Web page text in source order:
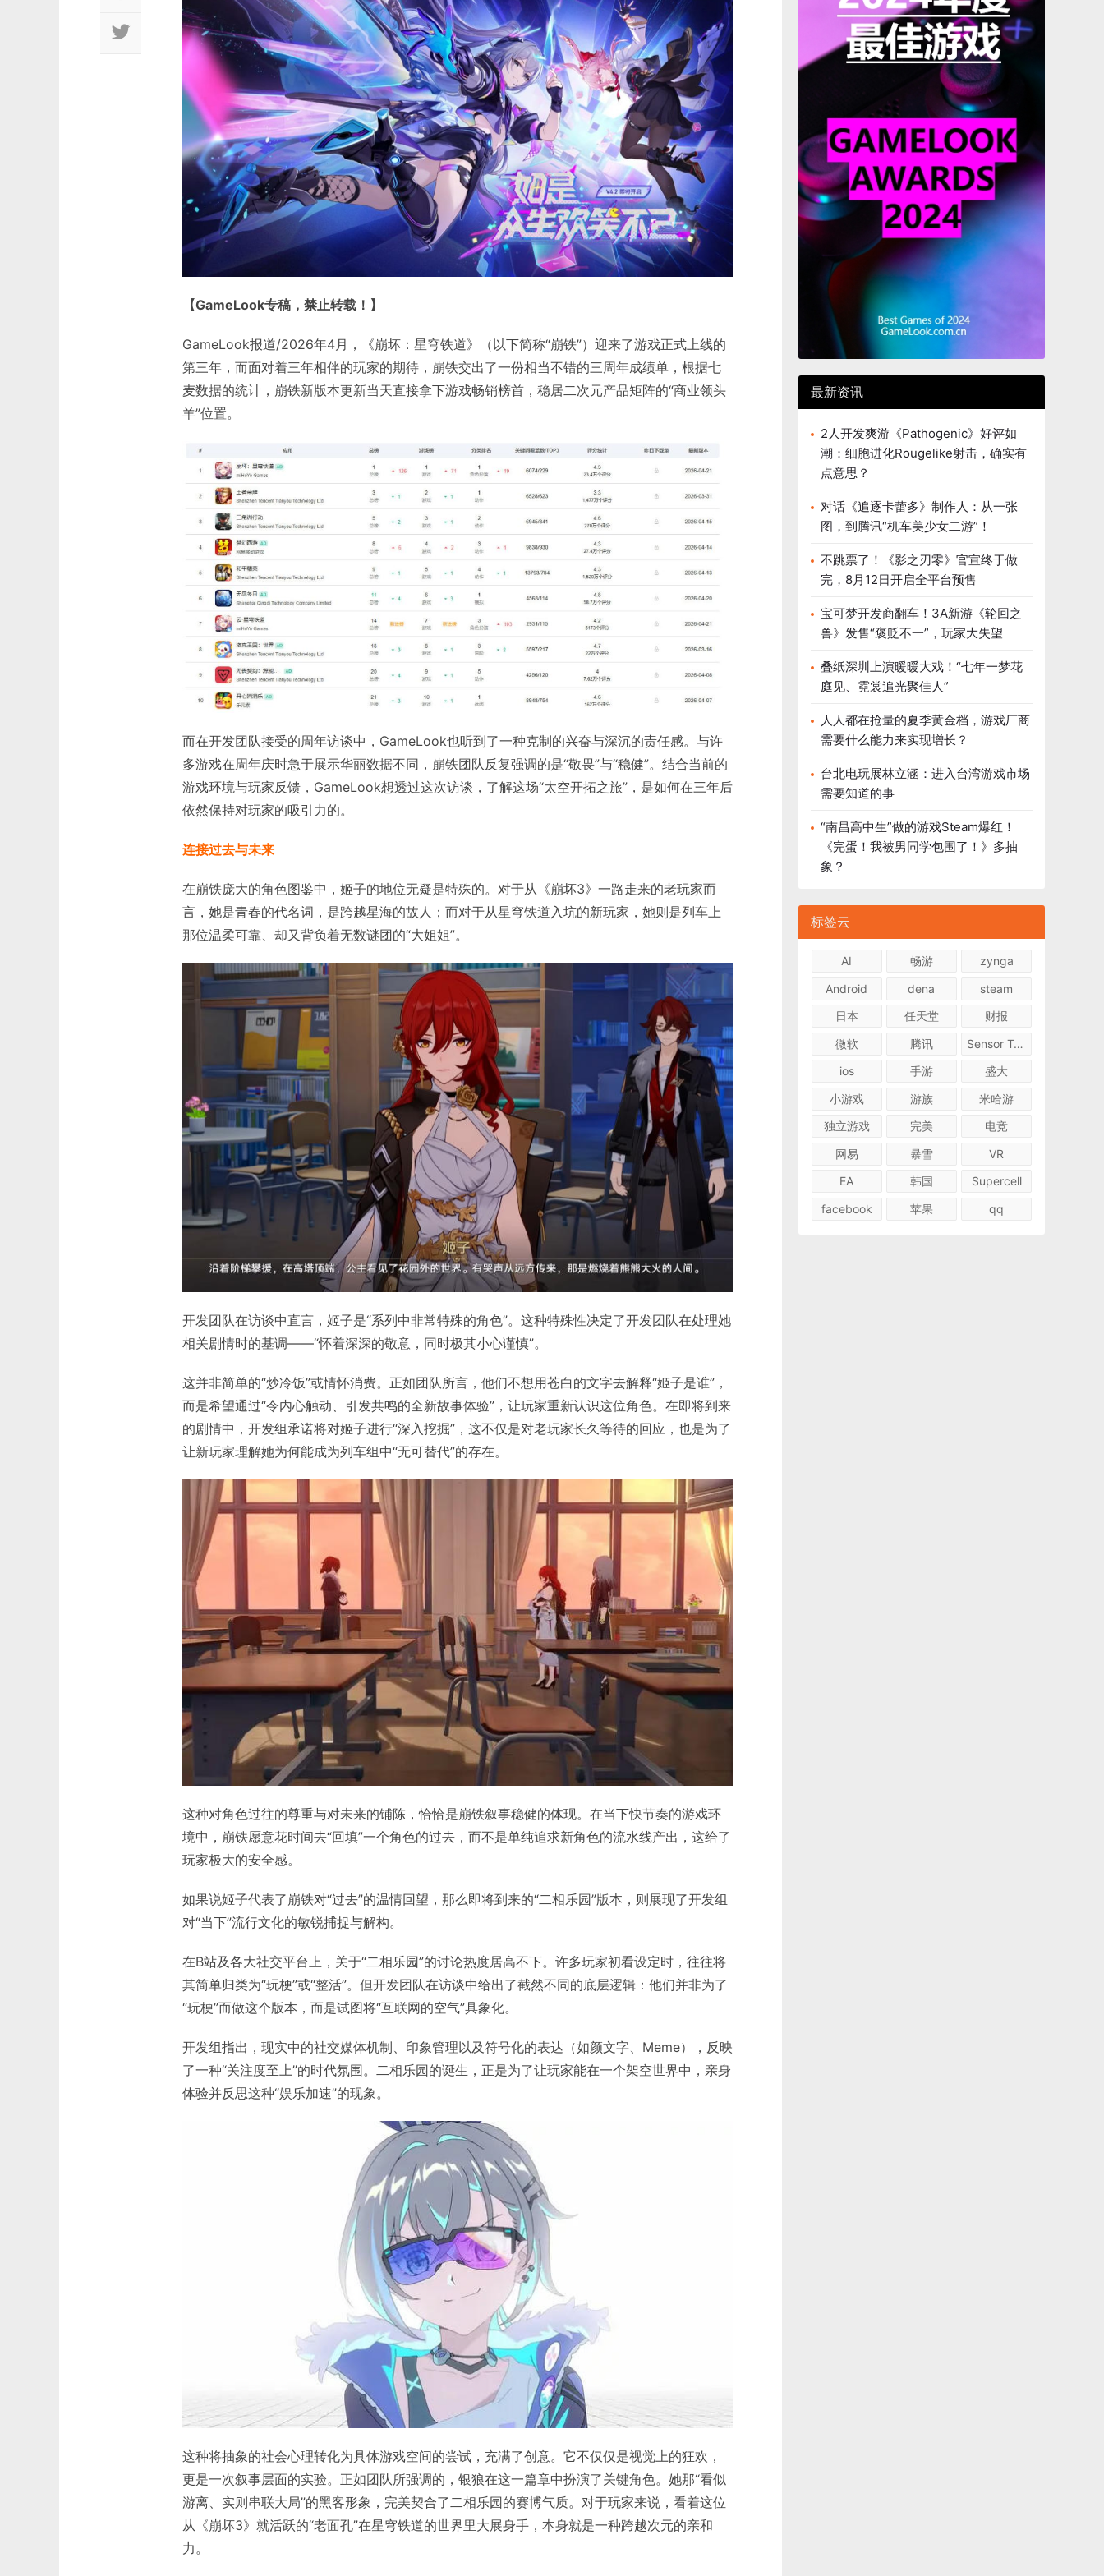
【GameLook专稿，禁止转载！】
GameLook报道/2026年4月，《崩坏：星穹铁道》（以下简称“崩铁”）迎来了游戏正式上线的
第三年，而面对着三年相伴的玩家的期待，崩铁交出了一份相当不错的三周年成绩单，根据七
麦数据的统计，崩铁新版本更新当天直接拿下游戏畅销榜首，稳居二次元产品矩阵的“商业领头
羊”位置。
而在开发团队接受的周年访谈中，GameLook也听到了一种克制的兴奋与深沉的责任感。与许
多游戏在周年庆时急于展示华丽数据不同，崩铁团队反复强调的是“敬畏”与“稳健”。结合当前的
游戏环境与玩家反馈，GameLook想透过这次访谈，了解这场“太空开拓之旅”，是如何在三年后
依然保持对玩家的吸引力的。
连接过去与未来
在崩铁庞大的角色图鉴中，姬子的地位无疑是特殊的。对于从《崩坏3》一路走来的老玩家而
言，她是青春的代名词，是跨越星海的故人；而对于从星穹铁道入坑的新玩家，她则是列车上
那位温柔可靠、却又背负着无数谜团的“大姐姐”。
开发团队在访谈中直言，姬子是“系列中非常特殊的角色”。这种特殊性决定了开发团队在处理她
相关剧情时的基调——“怀着深深的敬意，同时极其小心谨慎”。
这并非简单的“炒冷饭”或情怀消费。正如团队所言，他们不想用苍白的文字去解释“姬子是谁”，
而是希望通过“令内心触动、引发共鸣的全新故事体验”，让玩家重新认识这位角色。在即将到来
的剧情中，开发组承诺将对姬子进行“深入挖掘”，这不仅是对老玩家长久等待的回应，也是为了
让新玩家理解她为何能成为列车组中“无可替代”的存在。
这种对角色过往的尊重与对未来的铺陈，恰恰是崩铁叙事稳健的体现。在当下快节奏的游戏环
境中，崩铁愿意花时间去“回填”一个角色的过去，而不是单纯追求新角色的流水线产出，这给了
玩家极大的安全感。
如果说姬子代表了崩铁对“过去”的温情回望，那么即将到来的“二相乐园”版本，则展现了开发组
对“当下”流行文化的敏锐捕捉与解构。
在B站及各大社交平台上，关于“二相乐园”的讨论热度居高不下。许多玩家初看设定时，往往将
其简单归类为“玩梗”或“整活”。但开发团队在访谈中给出了截然不同的底层逻辑：他们并非为了
“玩梗”而做这个版本，而是试图将“互联网的空气”具象化。
开发组指出，现实中的社交媒体机制、印象管理以及符号化的表达（如颜文字、Meme），反映
了一种“关注度至上”的时代氛围。二相乐园的诞生，正是为了让玩家能在一个架空世界中，亲身
体验并反思这种“娱乐加速”的现象。
这种将抽象的社会心理转化为具体游戏空间的尝试，充满了创意。它不仅仅是视觉上的狂欢，
更是一次叙事层面的实验。正如团队所强调的，银狼在这一篇章中扮演了关键角色。她那“看似
游离、实则串联大局”的黑客形象，完美契合了二相乐园的赛博气质。对于玩家来说，看着这位
从《崩坏3》就活跃的“老面孔”在星穹铁道的世界里大展身手，本身就是一种跨越次元的亲和
力。
最新资讯
2人开发爽游《Pathogenic》好评如
潮：细胞进化Rougelike射击，确实有
点意思？
对话《追逐卡蕾多》制作人：从一张
图，到腾讯“机车美少女二游”！
不跳票了！《影之刃零》官宣终于做
完，8月12日开启全平台预售
宝可梦开发商翻车！3A新游《轮回之
兽》发售“褒贬不一”，玩家大失望
叠纸深圳上演暖暖大戏！“七年一梦花
庭见、霓裳追光聚佳人”
人人都在抢量的夏季黄金档，游戏厂商
需要什么能力来实现增长？
台北电玩展林立涵：进入台湾游戏市场
需要知道的事
“南昌高中生”做的游戏Steam爆红！
《完蛋！我被男同学包围了！》多抽
象？
标签云
AI 畅游
zynga
Android
dena
steam
日本
任天堂
财报
微软
腾讯
Sensor Tower
ios
手游
盛大
小游戏
游族
米哈游
独立游戏
完美
电竞
网易
暴雪
VR
EA
韩国
Supercell
facebook
苹果 qq